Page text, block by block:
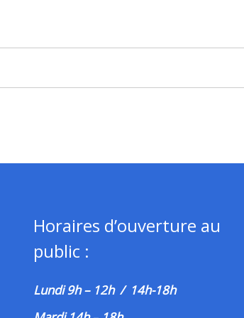
Horaires d’ouverture au
public :
Lundi 9h – 12h / 14h-18h